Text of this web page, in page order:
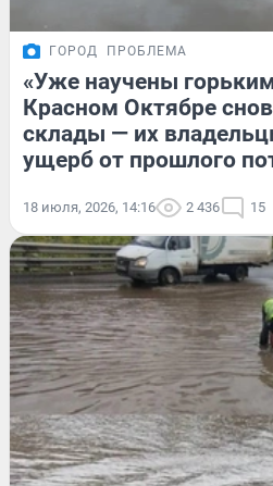
ГОРОД ПРОБЛЕМА
«Уже научены
Красном Октябре
склады — их
ущерб от прошлого
18 июля, 2026, 14:16 2 436 15